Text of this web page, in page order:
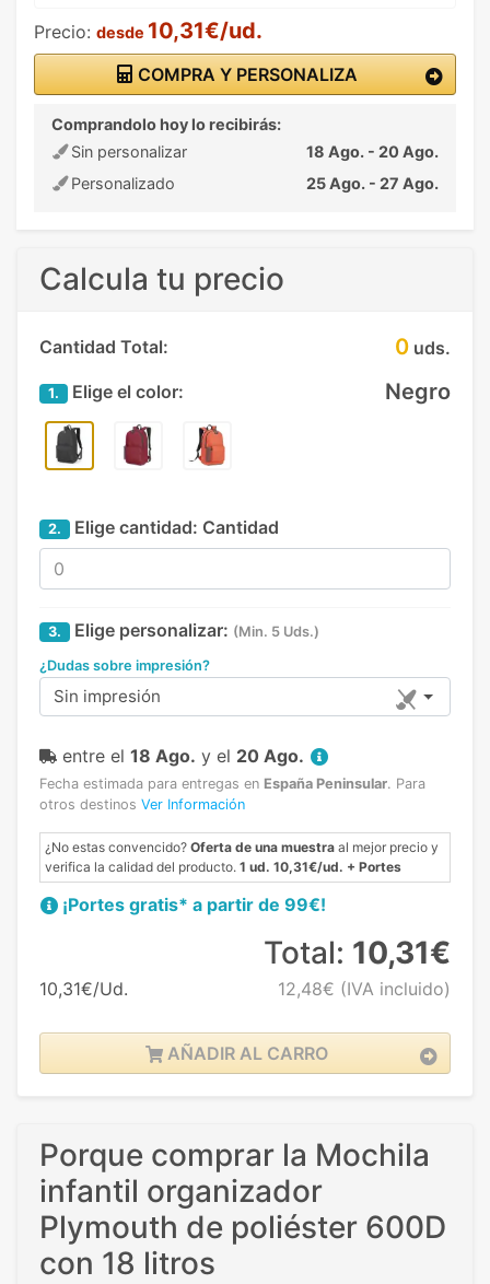
Precio: desde 10,31€/ud.
COMPRA Y PERSONALIZA
Comprandolo hoy lo recibirás:
Sin personalizar
18 Ago. - 20 Ago.
Personalizado
25 Ago. - 27 Ago.
Calcula tu precio
Cantidad Total: 0 uds.
1. Elige el color: Negro
2. Elige cantidad: Cantidad
3. Elige personalizar: (Min. 5 Uds.)
¿Dudas sobre impresión?
Sin impresión
entre el 18 Ago. y el 20 Ago.
Fecha estimada para entregas en España Peninsular. Para
otros destinos Ver Información
¿No estas convencido? Oferta de una muestra al mejor precio y
verifica la calidad del producto. 1 ud. 10,31€/ud. + Portes
¡Portes gratis* a partir de 99€!
10,31€/Ud.
Total: 10,31€
12,48€ (IVA incluido)
AÑADIR AL CARRO
Porque comprar la Mochila
infantil organizador
Plymouth de poliéster 600D
con 18 litros